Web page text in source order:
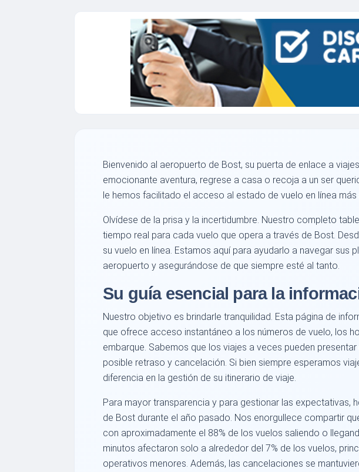
Bienvenido al aeropuerto de Bost, su puerta de enlace a
emocionante aventura, regrese a casa o recoja a un ser
le hemos facilitado el acceso al estado de vuelo en línea
Olvídese de la prisa y la incertidumbre. Nuestro completo
tiempo real para cada vuelo que opera a través de Bost.
su vuelo en línea. Estamos aquí para ayudarlo a navegar
aeropuerto y asegurándose de que siempre esté al tanto.
Su guía esencial para la
Nuestro objetivo es brindarle tranquilidad. Esta página de
que ofrece acceso instantáneo a los números de vuelo, los
embarque. Sabemos que los viajes a veces pueden
posible retraso y cancelación. Si bien siempre esperamos
diferencia en la gestión de su itinerario de viaje.
Para mayor transparencia y para gestionar las
de Bost durante el año pasado. Nos enorgullece compartir
con aproximadamente el 88% de los vuelos saliendo o
minutos afectaron solo a alrededor del 7% de los vuelos,
operativos menores. Además, las cancelaciones se